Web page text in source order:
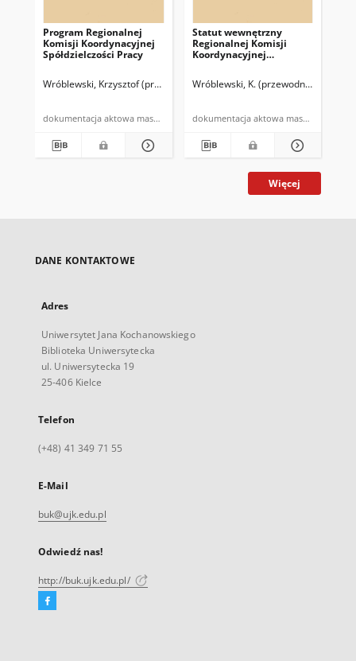
Program Regionalnej
Komisji Koordynacyjnej
Spółdzielczości Pracy
Wróblewski, Krzysztof (przewodniczący RKK SP NSZZ "Solidarność")
dokumentacja aktowa maszynopis
Statut wewnętrzny
Regionalnej Komisji
Koordynacyjnej
Zarządu Regionu
Wróblewski, K. (przewodniczący
dokumentacja aktowa maszynopis
Więcej
DANE KONTAKTOWE
Adres
Uniwersytet Jana Kochanowskiego
Biblioteka Uniwersytecka
ul. Uniwersytecka 19
25-406 Kielce
Telefon
(+48) 41 349 71 55
E-Mail
buk@ujk.edu.pl
Odwiedź nas!
http://buk.ujk.edu.pl/
Facebook